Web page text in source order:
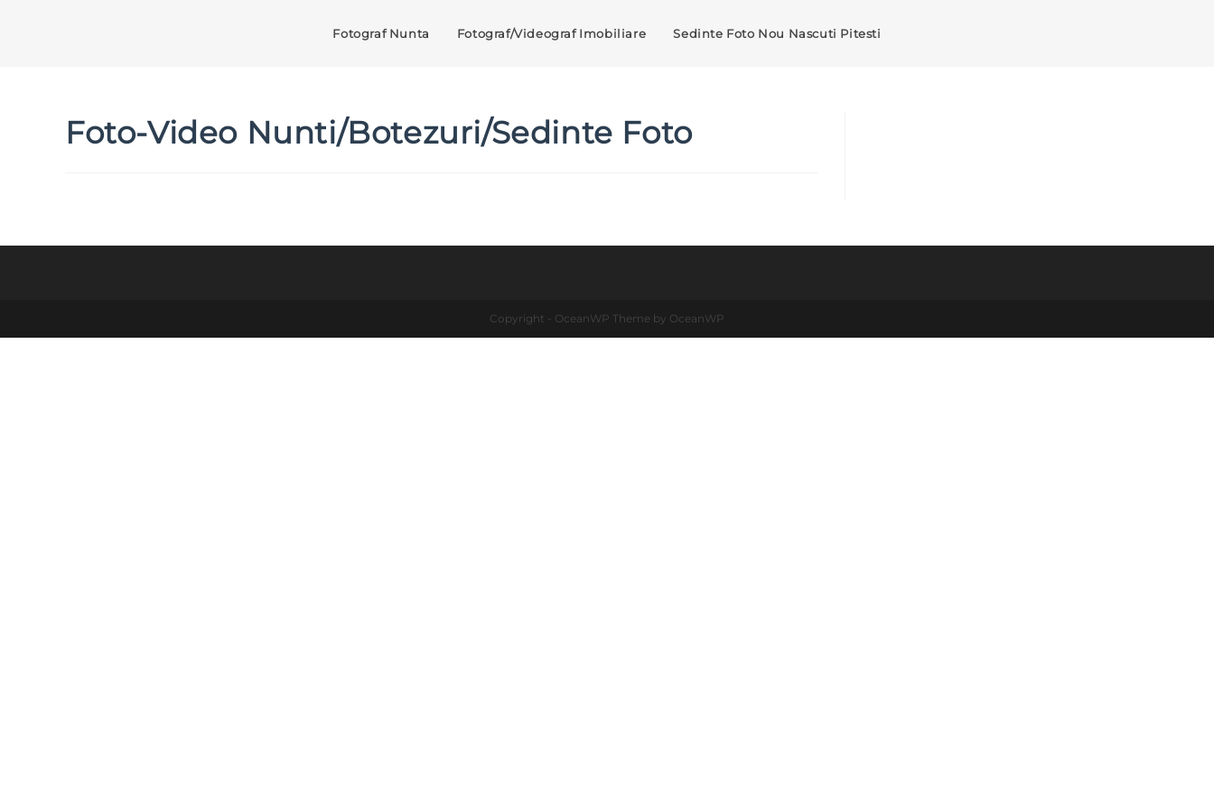
Fotograf Nunta Fotograf/Videograf Imobiliare Sedinte Foto Nou Nascuti Pitesti
Foto-Video Nunti/Botezuri/Sedinte Foto
Copyright - OceanWP Theme by OceanWP